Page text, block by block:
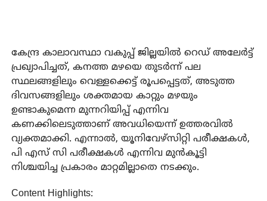
കേന്ദ്ര കാലാവസ്ഥാ വകുപ്പ് ജില്ലയില്‍ റെഡ് അലേര്‍ട്ട്
പ്രഖ്യാപിച്ചത്, കനത്ത മഴയെ തുടര്‍ന്ന് പല
സ്ഥലങ്ങളിലും വെള്ളക്കെട്ട് രൂപപ്പെട്ടത്, അടുത്ത
ദിവസങ്ങളിലും ശക്തമായ കാറ്റും മഴയും
ഉണ്ടാകുമെന്ന മുന്നറിയിപ്പ് എന്നിവ
കണക്കിലെടുത്താണ് അവധിയെന്ന് ഉത്തരവില്‍
വ്യക്തമാക്കി. എന്നാല്‍, യൂനിവേഴ്‌സിറ്റി പരീക്ഷകള്‍,
പി എസ് സി പരീക്ഷകള്‍ എന്നിവ മുന്‍കൂട്ടി
നിശ്ചയിച്ച പ്രകാരം മാറ്റമില്ലാതെ നടക്കും.
Content Highlights: